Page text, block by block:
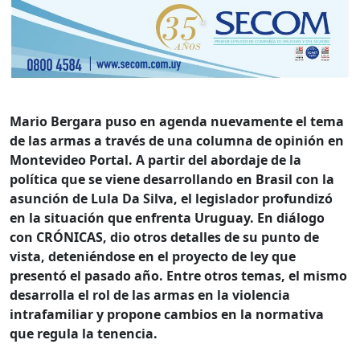
Mario Bergara puso en agenda nuevamente el tema
de las armas a través de una columna de opinión en
Montevideo Portal. A partir del abordaje de la
política que se viene desarrollando en Brasil con la
asunción de Lula Da Silva, el legislador profundizó
en la situación que enfrenta Uruguay. En diálogo
con CRÓNICAS, dio otros detalles de su punto de
vista, deteniéndose en el proyecto de ley que
presentó el pasado año. Entre otros temas, el mismo
desarrolla el rol de las armas en la violencia
intrafamiliar y propone cambios en la normativa
que regula la tenencia.